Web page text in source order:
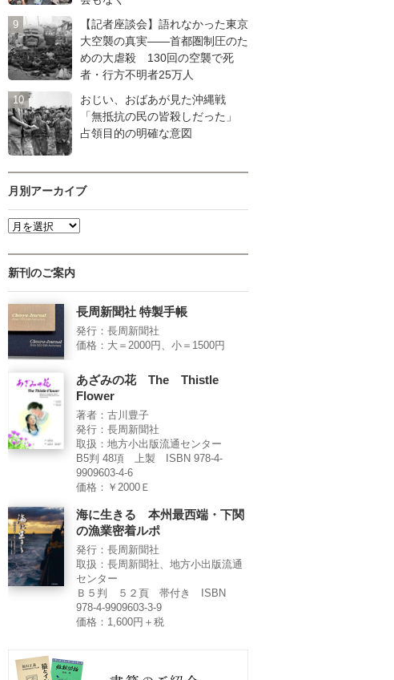
【記者座談会】語れなかった東京
大空襲の真実――首都圏制圧のた
めの大虐殺 130回の空襲で死
者・行方不明者25万人
おじい、おばあが見た沖縄戦
「無抵抗の民の皆殺しだった」
占領目的の明確な意図
月別アーカイブ
新刊のご案内
長周新聞社 特製手帳
発行：長周新聞社
価格：大＝2000円、小＝1500円
あざみの花 The Thistle
Flower
著者：古川豊子
発行：長周新聞社
取扱：地方小出版流通センター
B5判 48項 上製 ISBN 978-4-
9909603-4-6
価格：￥2000Ｅ
海に生きる 本州最西端・下関
の漁業密着ルポ
発行：長周新聞社
取扱：長周新聞社、地方小出版流通
センター
Ｂ５判 ５２頁 帯付き ISBN
978-4-9909603-3-9
価格：1,600円＋税